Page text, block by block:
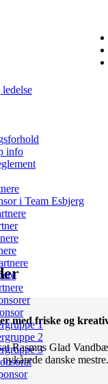
info
i Team Esbjerg
1
2
3
med friske og
Rasmus Glad
danske